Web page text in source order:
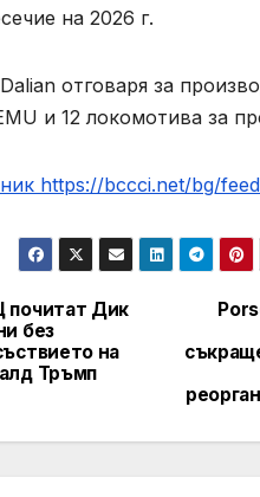
на 2026 г.
отговаря за
и 12 локомотива за
https://bccci.net/bg/
Дик
без
на
Тръмп